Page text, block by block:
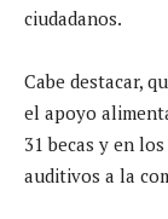
ciudadanos.
Cabe destacar,
el apoyo
31 becas y en
auditivos a la